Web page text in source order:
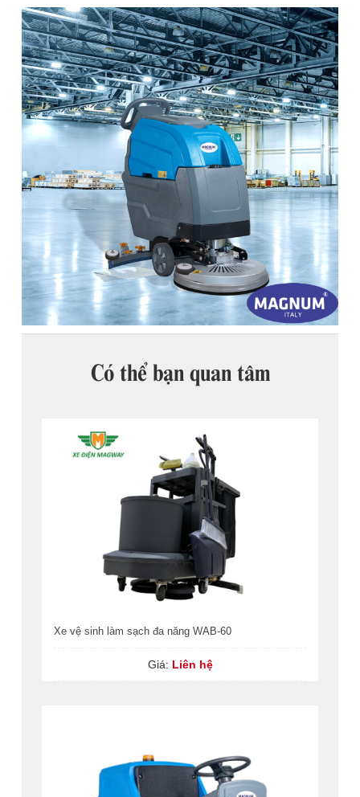
Có thể bạn quan tâm
Xe vệ sinh làm sạch đa năng WAB-60
Giá: Liên hệ